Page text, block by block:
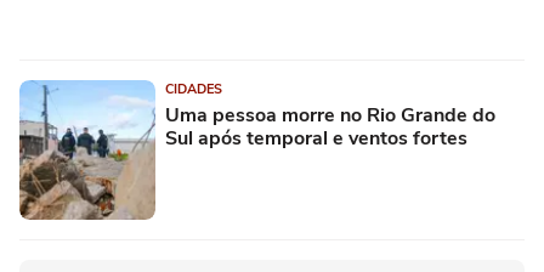
CIDADES
Uma pessoa morre no Rio Grande do
Sul após temporal e ventos fortes